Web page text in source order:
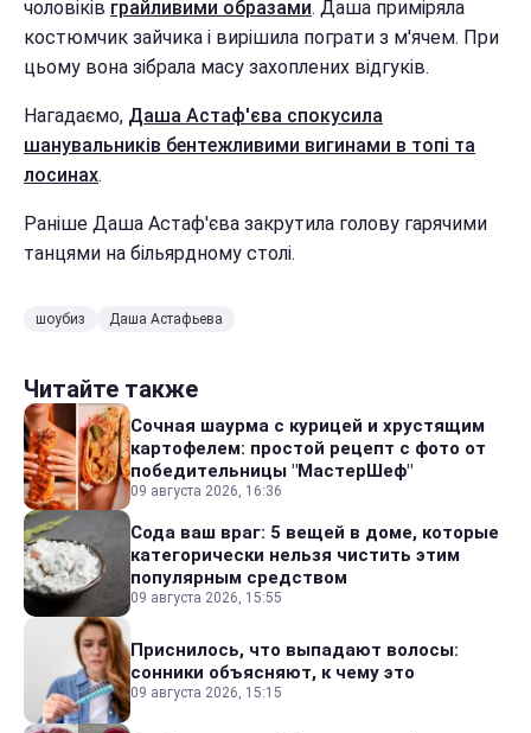
чоловіків грайливими образами. Даша приміряла
костюмчик зайчика і вирішила пограти з м'ячем. При
цьому вона зібрала масу захоплених відгуків.
Нагадаємо, Даша Астаф'єва спокусила
шанувальників бентежливими вигинами в топі та
лосинах.
Раніше Даша Астаф'єва закрутила голову гарячими
танцями на більярдному столі.
шоубиз Даша Астафьева
Читайте также
Сочная шаурма с курицей и хрустящим
картофелем: простой рецепт с фото от
победительницы "МастерШеф"
09 августа 2026, 16:36
Сода ваш враг: 5 вещей в доме, которые
категорически нельзя чистить этим
популярным средством
09 августа 2026, 15:55
Приснилось, что выпадают волосы:
сонники объясняют, к чему это
09 августа 2026, 15:15